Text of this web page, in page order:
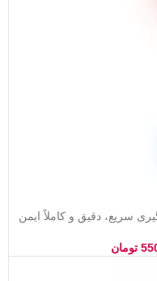
سریع، دقیق و کاملاً ایمن
تومان